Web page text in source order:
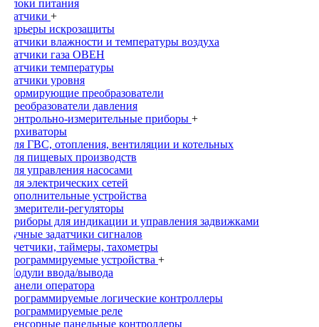
Блоки питания
Датчики +
Барьеры искрозащиты
Датчики влажности и температуры воздуха
Датчики газа ОВЕН
Датчики температуры
Датчики уровня
Нормирующие преобразователи
Преобразователи давления
Контрольно-измерительные приборы +
Архиваторы
Для ГВС, отопления, вентиляции и котельных
Для пищевых производств
Для управления насосами
Для электрических сетей
Дополнительные устройства
Измерители-регуляторы
Приборы для индикации и управления задвижками
Ручные задатчики сигналов
Счетчики, таймеры, тахометры
Программируемые устройства +
Модули ввода/вывода
Панели оператора
Программируемые логические контроллеры
Программируемые реле
Сенсорные панельные контроллеры